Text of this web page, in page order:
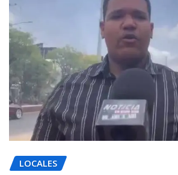
LOCALES